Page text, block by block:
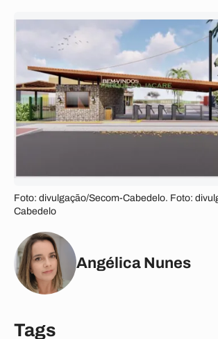
Foto: divulgação/Secom-Cabedelo. Foto:
Cabedelo
Angélica Nunes
Tags